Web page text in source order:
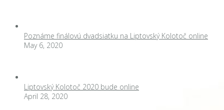
Poznáme finálovú dvadsiatku na Liptovský Kolotoč online
May 6, 2020
Liptovský Kolotoč 2020 bude online
April 28, 2020